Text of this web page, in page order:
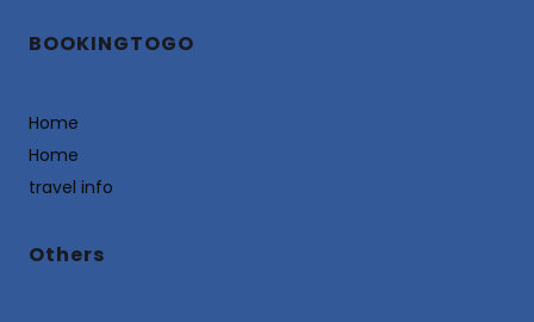
BOOKINGTOGO
Home
Home
travel info
Others